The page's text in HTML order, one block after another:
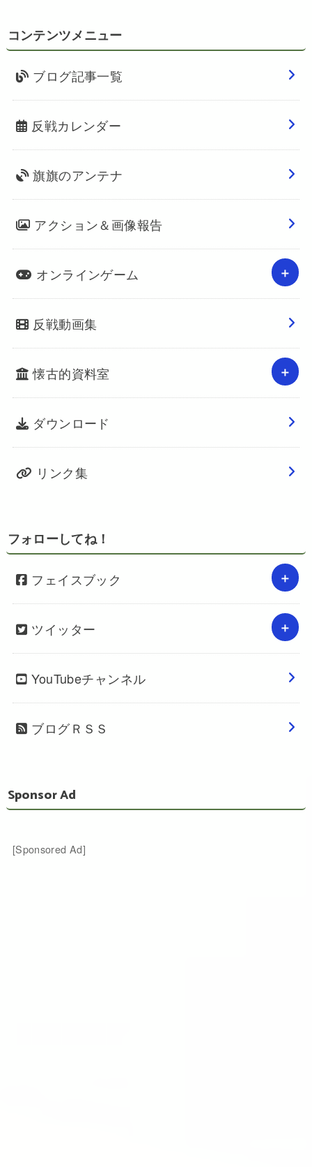
コンテンツメニュー
ブログ記事一覧
反戦カレンダー
旗旗のアンテナ
アクション＆画像報告
オンラインゲーム
反戦動画集
懐古的資料室
ダウンロード
リンク集
フォローしてね！
フェイスブック
ツイッター
YouTubeチャンネル
ブログＲＳＳ
Sponsor Ad
[Sponsored Ad]